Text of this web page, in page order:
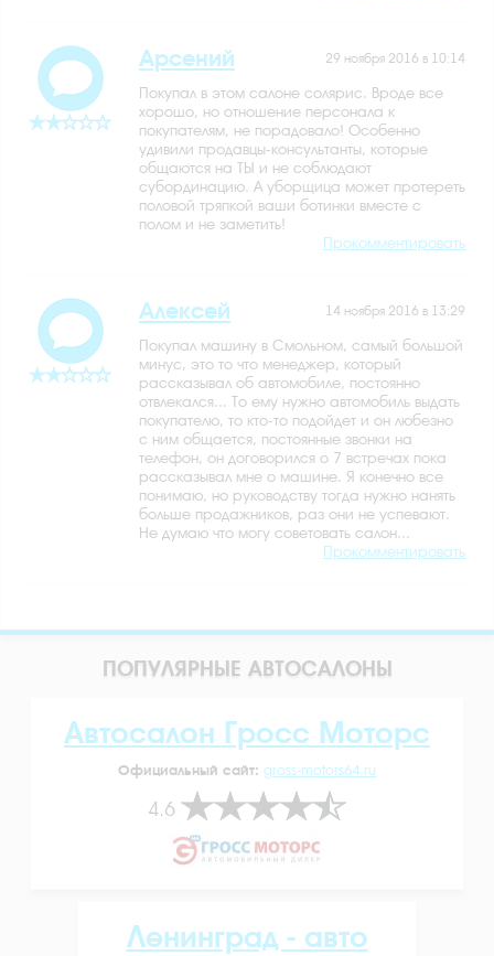
29 ноября 2016 в 10:14
Арсений
Покупал в этом салоне солярис. Вроде все
хорошо, но отношение персонала к
покупателям, не порадовало! Особенно
удивили продавцы-консультанты, которые
общаются на ТЫ и не соблюдают
субординацию. А уборщица может протереть
половой тряпкой ваши ботинки вместе с
полом и не заметить!
Прокомментировать
14 ноября 2016 в 13:29
Алексей
Покупал машину в Смольном, самый большой
минус, это то что менеджер, который
рассказывал об автомобиле, постоянно
отвлекался... То ему нужно автомобиль выдать
покупателю, то кто-то подойдет и он любезно
с ним общается, постоянные звонки на
телефон, он договорился о 7 встречах пока
рассказывал мне о машине. Я конечно все
понимаю, но руководству тогда нужно нанять
больше продажников, раз они не успевают.
Не думаю что могу советовать салон...
Прокомментировать
ПОПУЛЯРНЫЕ АВТОСАЛОНЫ
Автосалон Гросс Моторс
Официальный сайт: gross-motors64.ru
4.6
Ленинград - авто